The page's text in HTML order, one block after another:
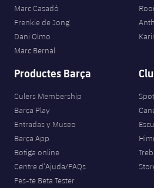
Marc Casadó
Frenkie de Jong
Dani Olmo
Marc Bernal
Productes Barça
Culers Membership
Barça Play
Entradas y Museo
Barça App
Botiga online
Centre d’Ajuda/FAQs
Fes-te Beta Tester